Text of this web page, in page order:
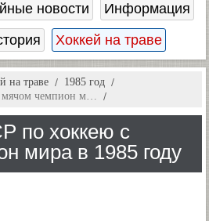
новости
Информация
Хоккей на траве
на траве
1985 год
мячом чемпион м…
по хоккею с
мира в 1985 году